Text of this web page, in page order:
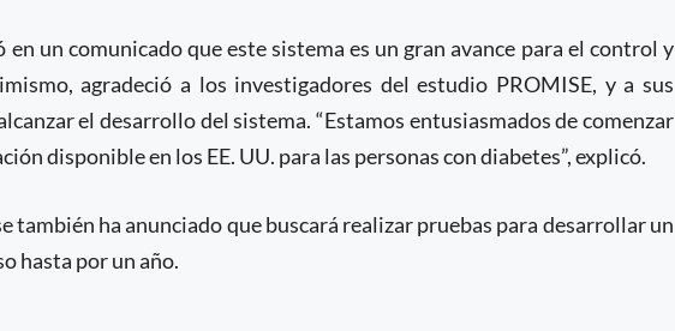
un comunicado que este sistema es un gran avance para el control y
agradeció a los investigadores del estudio PROMISE, y a sus
el desarrollo del sistema. “Estamos entusiasmados de comenzar
disponible en los EE. UU. para las personas con diabetes”, explicó.
también ha anunciado que buscará realizar pruebas para desarrollar un
hasta por un año.